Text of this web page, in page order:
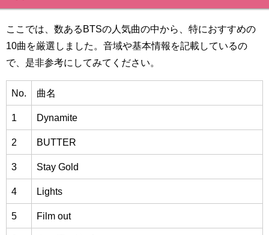
ここでは、数あるBTSの人気曲の中から、特におすすめの
10曲を厳選しました。音域や基本情報を記載しているの
で、是非参考にしてみてください。
No. 曲名
1 Dynamite
2 BUTTER
3 Stay Gold
4 Lights
5 Film out